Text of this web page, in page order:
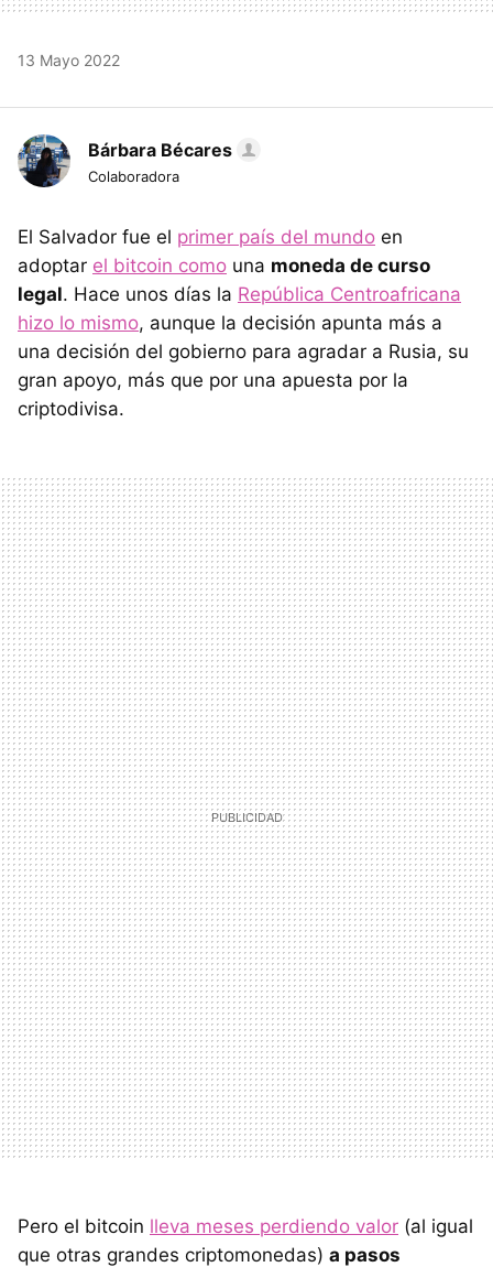
13 Mayo 2022
Bárbara Bécares
Colaboradora
El Salvador fue el primer país del mundo en
adoptar el bitcoin como una moneda de curso
legal. Hace unos días la República Centroafricana
hizo lo mismo, aunque la decisión apunta más a
una decisión del gobierno para agradar a Rusia, su
gran apoyo, más que por una apuesta por la
criptodivisa.
Pero el bitcoin lleva meses perdiendo valor (al igual
que otras grandes criptomonedas) a pasos